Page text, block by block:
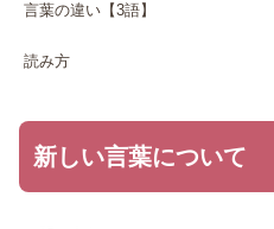
言葉の違い【3語】
読み方
新しい言葉について